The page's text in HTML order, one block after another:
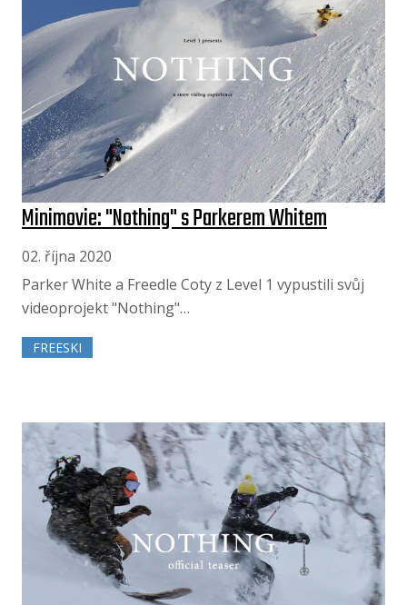
Minimovie: "Nothing" s Parkerem Whitem
02. října 2020
Parker White a Freedle Coty z Level 1 vypustili svůj
videoprojekt "Nothing"…
FREESKI